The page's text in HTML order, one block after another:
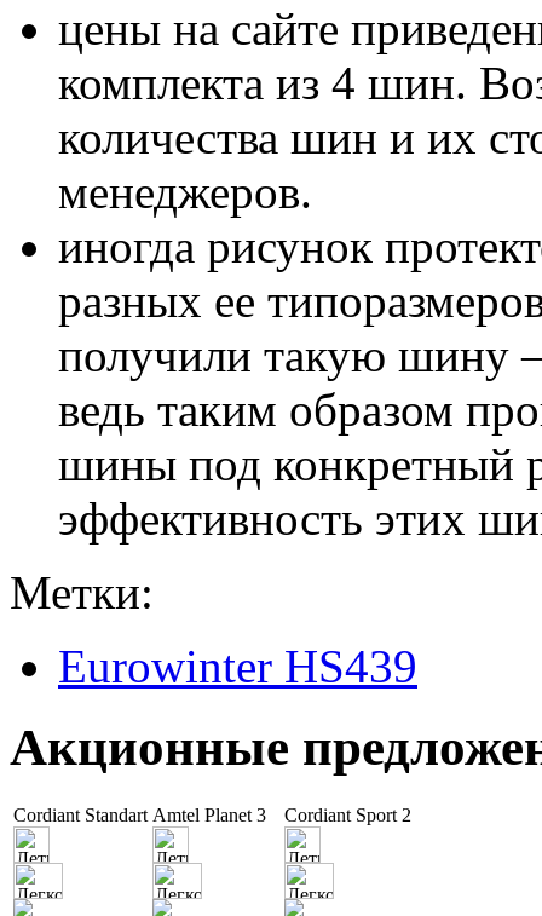
цены на сайте
комплекта из 4 шин.
количества шин и их
менеджеров.
иногда рисунок
разных ее
получили такую шину
ведь таким образом
шины под конкретный
эффективность этих
Метки:
Eurowinter HS439
Акционные
Cordiant Standart Amtel Planet 3 Cordiant Sport 2